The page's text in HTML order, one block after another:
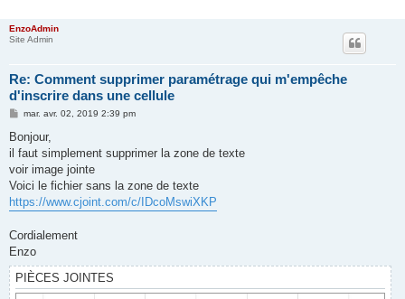
EnzoAdmin
Site Admin
Re: Comment supprimer paramétrage qui m'empêche
d'inscrire dans une cellule
M
s
a
g
mar. avr. 02, 2019 2:39 pm
Bonjour,
il faut simplement supprimer la zone de texte
voir image jointe
Voici le fichier sans la zone de texte
https://www.cjoint.com/c/IDcoMswiXKP
Cordialement
Enzo
PIÈCES JOINTES